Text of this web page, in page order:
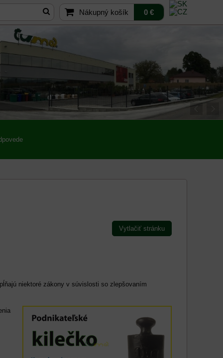
Nákupný košík 0 €
Vytlačiť stránku
niektoré zákony v súvislosti so zlepšovaním